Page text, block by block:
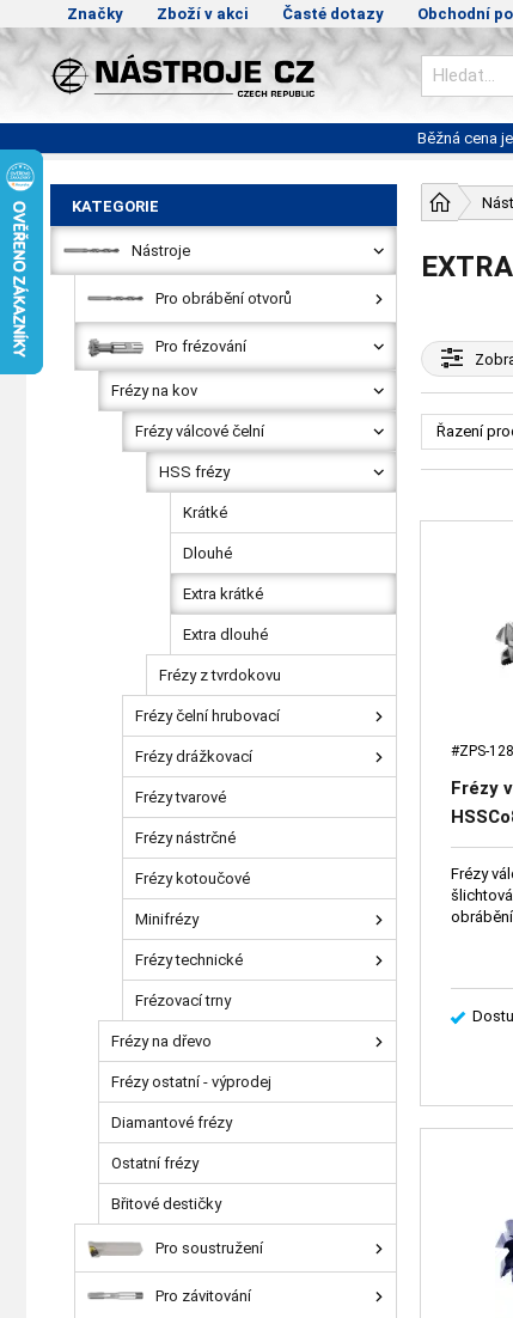
Značky Zboží v akci Časté dotazy Obchodní
Běžná cena
Řazení
#ZPS-
Frézy
Frézy
KATEGORIE
Nástroje
Pro obrábění otvorů
Pro frézování
Frézy na kov
Frézy válcové čelní
HSS frézy
Krátké
Dlouhé
Extra krátké
Extra dlouhé
Frézy z tvrdokovu
Frézy čelní hrubovací
Frézy drážkovací
Frézy tvarové
Frézy nástrčné
Frézy kotoučové
Minifrézy
Frézy technické
Frézovací trny
Frézy na dřevo
Frézy ostatní - výprodej
Diamantové frézy
Ostatní frézy
Břitové destičky
Pro soustružení
Pro závitování